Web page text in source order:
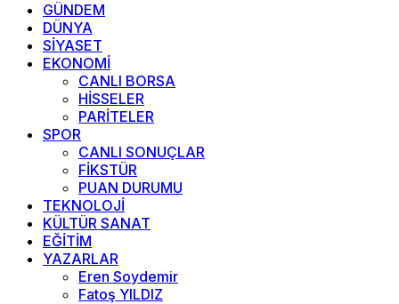
GÜNDEM
DÜNYA
SİYASET
EKONOMİ
CANLI BORSA
HİSSELER
PARİTELER
SPOR
CANLI SONUÇLAR
FİKSTÜR
PUAN DURUMU
TEKNOLOJİ
KÜLTÜR SANAT
EĞİTİM
YAZARLAR
Eren Soydemir
Fatoş YILDIZ